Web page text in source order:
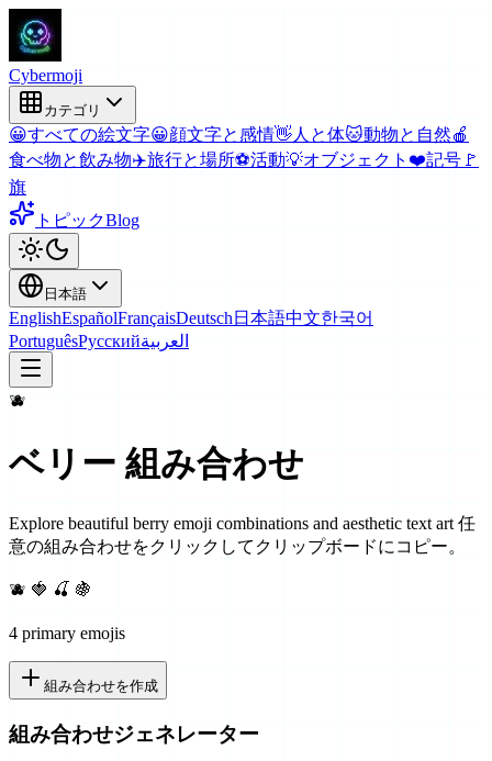
Cybermoji
カテゴリ
😀すべての絵文字😀顔文字と感情👋人と体🐱動物と自然🍎
食べ物と飲み物✈️旅行と場所⚽活動💡オブジェクト ❤️記号 🚩
旗
トピックBlog
日本語
EnglishEspañolFrançaisDeutsch 日本語中文한국어
PortuguêsРусскийالعربية
🫐
ベリー 組み合わせ
Explore beautiful berry emoji combinations and aesthetic text art 任
意の組み合わせをクリックしてクリップボードにコピー。
🫐 🍓 🍒 🍇
4 primary emojis
組み合わせを作成
組み合わせジェネレーター